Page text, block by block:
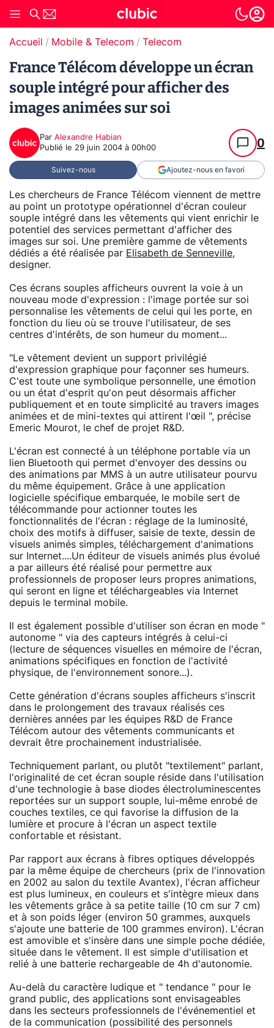
Accueil Mobile & Telecom Telecom
France Télécom développe un écran
souple intégré pour afficher des
images animées sur soi
Par Alexandre Habian
Publié le 29 juin 2004 à 00h00 0
Suivez-nous Ajoutez-nous en favori
Les chercheurs de France Télécom viennent de mettre
au point un prototype opérationnel d'écran couleur
souple intégré dans les vêtements qui vient enrichir le
potentiel des services permettant d'afficher des
images sur soi. Une première gamme de vêtements
dédiés a été réalisée par Elisabeth de Senneville,
designer.
Ces écrans souples afficheurs ouvrent la voie à un
nouveau mode d'expression : l'image portée sur soi
personnalise les vêtements de celui qui les porte, en
fonction du lieu où se trouve l'utilisateur, de ses
centres d'intérêts, de son humeur du moment...
"Le vêtement devient un support privilégié
d'expression graphique pour façonner ses humeurs.
C'est toute une symbolique personnelle, une émotion
ou un état d'esprit qu'on peut désormais afficher
publiquement et en toute simplicité au travers images
animées et de mini-textes qui attirent l'œil ", précise
Emeric Mourot, le chef de projet R&D.
L'écran est connecté à un téléphone portable via un
lien Bluetooth qui permet d'envoyer des dessins ou
des animations par MMS à un autre utilisateur pourvu
du même équipement. Grâce à une application
logicielle spécifique embarquée, le mobile sert de
télécommande pour actionner toutes les
fonctionnalités de l'écran : réglage de la luminosité,
choix des motifs à diffuser, saisie de texte, dessin de
visuels animés simples, téléchargement d'animations
sur Internet....Un éditeur de visuels animés plus évolué
a par ailleurs été réalisé pour permettre aux
professionnels de proposer leurs propres animations,
qui seront en ligne et téléchargeables via Internet
depuis le terminal mobile.
Il est également possible d'utiliser son écran en mode "
autonome " via des capteurs intégrés à celui-ci
(lecture de séquences visuelles en mémoire de l'écran,
animations spécifiques en fonction de l'activité
physique, de l'environnement sonore...).
Cette génération d'écrans souples afficheurs s'inscrit
dans le prolongement des travaux réalisés ces
dernières années par les équipes R&D de France
Télécom autour des vêtements communicants et
devrait être prochainement industrialisée.
Techniquement parlant, ou plutôt "textilement" parlant,
l'originalité de cet écran souple réside dans l'utilisation
d'une technologie à base diodes électroluminescentes
reportées sur un support souple, lui-même enrobé de
couches textiles, ce qui favorise la diffusion de la
lumière et procure à l'écran un aspect textile
confortable et résistant.
Par rapport aux écrans à fibres optiques développés
par la même équipe de chercheurs (prix de l'innovation
en 2002 au salon du textile Avantex), l'écran afficheur
est plus lumineux, en couleurs et s'intègre mieux dans
les vêtements grâce à sa petite taille (10 cm sur 7 cm)
et à son poids léger (environ 50 grammes, auxquels
s'ajoute une batterie de 100 grammes environ). L'écran
est amovible et s'insère dans une simple poche dédiée,
située dans le vêtement. Il est simple d'utilisation et
relié à une batterie rechargeable de 4h d'autonomie.
Au-delà du caractère ludique et " tendance " pour le
grand public, des applications sont envisageables
dans les secteurs professionnels de l'événementiel et
de la communication (possibilité des personnels